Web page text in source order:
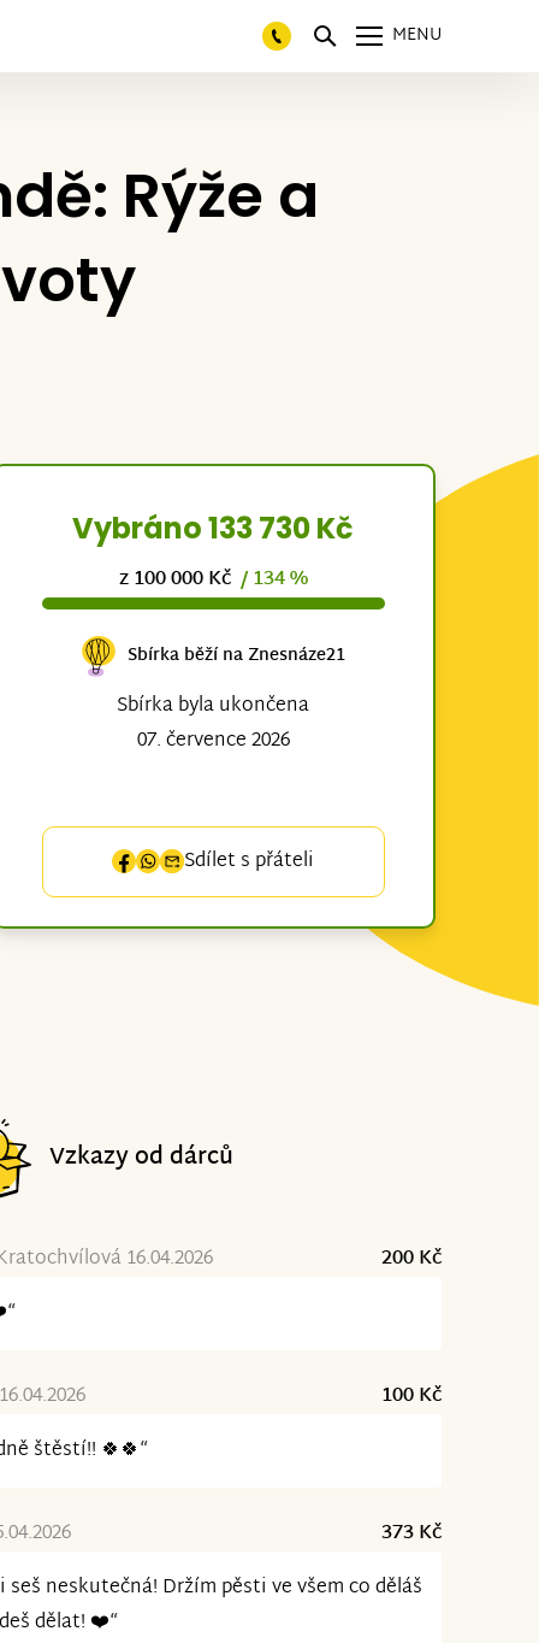
MENU
Rýže a
Vybráno 133 730 Kč
z 100 000 Kč / 134 %
Sbírka běží na Znesnáze21
Sbírka byla ukončena
07. července 2026
Sdílet s přáteli
Vzkazy od dárců
16.04.2026
200 Kč
100 Kč
štěstí!! 🍀🍀“
373 Kč
seš neskutečná! Držím pěsti ve všem co děláš
dělat! ❤️“